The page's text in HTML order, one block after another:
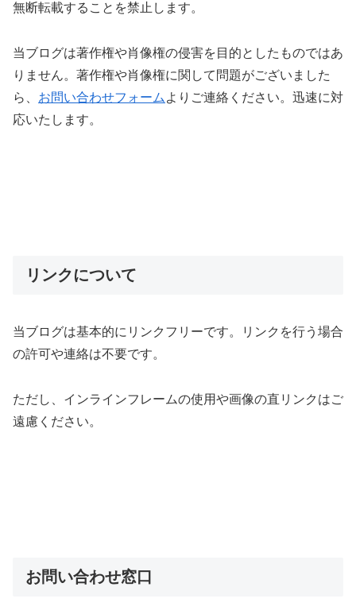
無断転載することを禁止します。
当ブログは著作権や肖像権の侵害を目的としたものではあ
りません。著作権や肖像権に関して問題がございました
ら、 お問い合わせフォーム よりご連絡ください。迅速に対
応いたします。
リンクについて
当ブログは基本的にリンクフリーです。リンクを行う場合
の許可や連絡は不要です。
ただし、インラインフレームの使用や画像の直リンクはご
遠慮ください。
お問い合わせ窓口